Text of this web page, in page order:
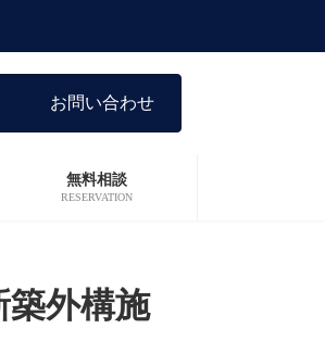
お問い合わせ
無料相談
RESERVATION
外構施